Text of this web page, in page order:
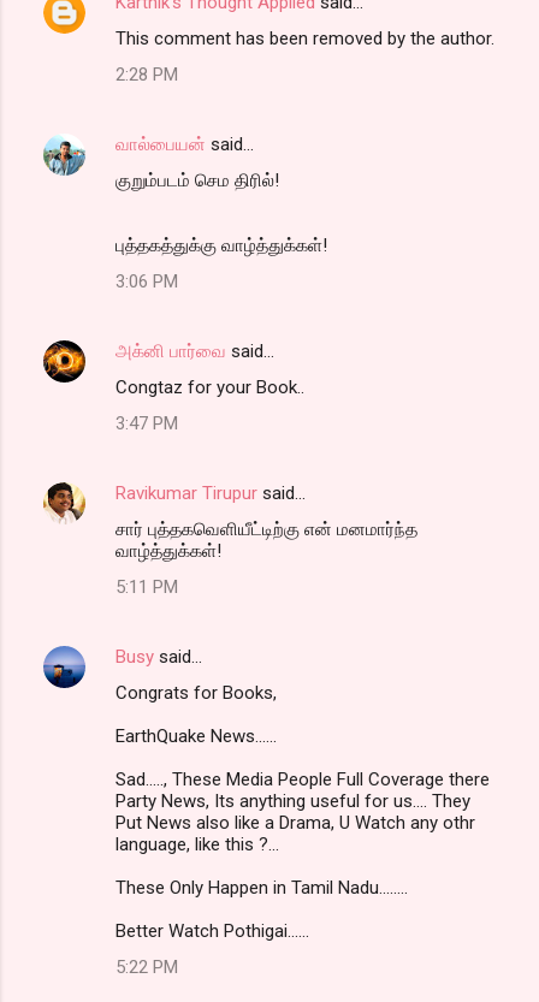
This comment has been removed by the author.
2:28 PM
வால்பையன் said…
குறும்படம் செம திரில்!
புத்தகத்துக்கு வாழ்த்துக்கள்!
3:06 PM
அக்னி பார்வை said…
Congtaz for your Book..
3:47 PM
Ravikumar Tirupur said…
சார் புத்தகவெளியீட்டிற்கு என் மனமார்ந்த
வாழ்த்துக்கள்!
5:11 PM
Busy said…
Congrats for Books,
EarthQuake News......
Sad....., These Media People Full Coverage there
Party News, Its anything useful for us.... They
Put News also like a Drama, U Watch any othr
language, like this ?...
These Only Happen in Tamil Nadu........
Better Watch Pothigai......
5:22 PM